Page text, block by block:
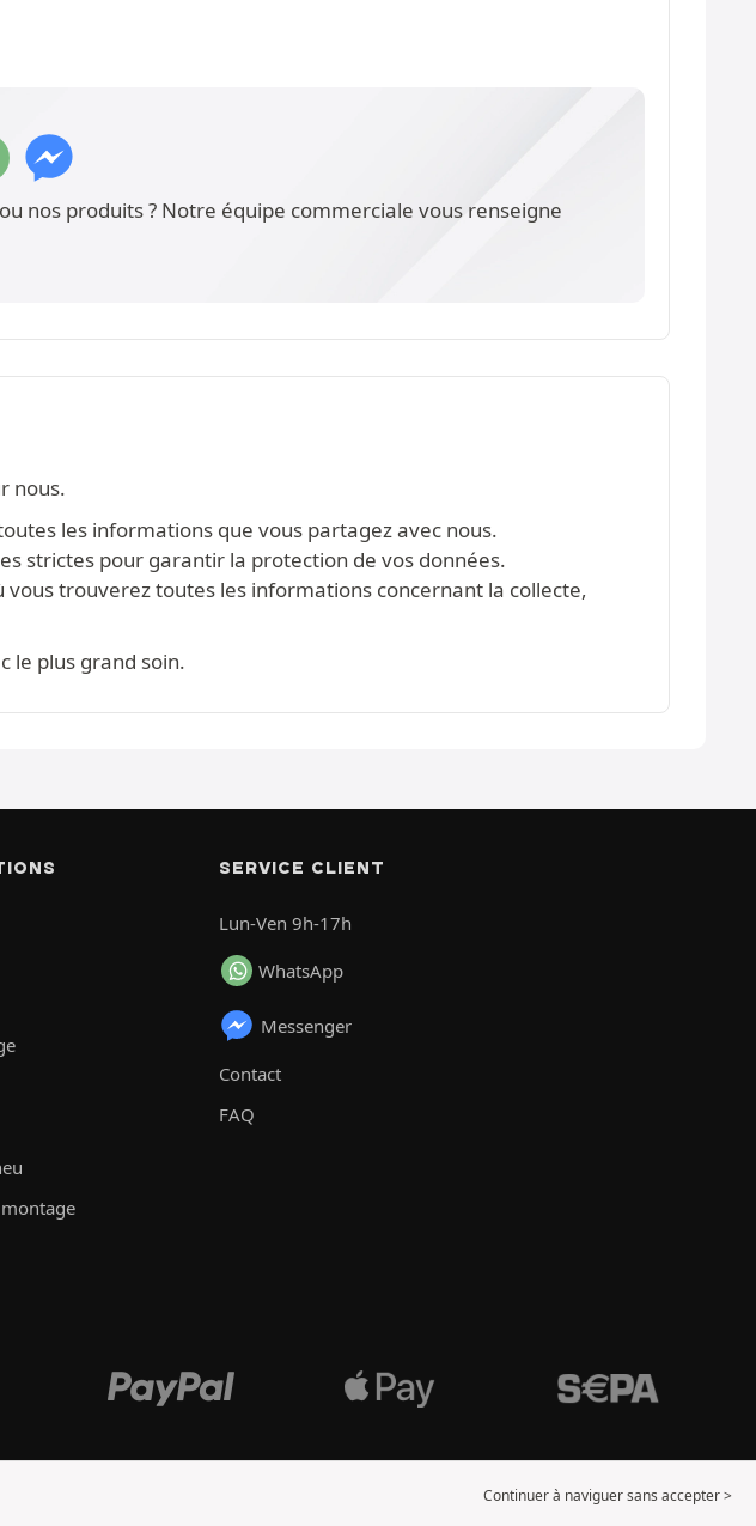
nos produits ? Notre équipe commerciale vous renseigne
nous.
les informations que vous partagez avec nous.
strictes pour garantir la protection de vos données.
vous trouverez toutes les informations concernant la collecte,
le plus grand soin.
SERVICE CLIENT
Lun-Ven 9h-17h
WhatsApp
Messenger
Contact
FAQ
Continuer à naviguer sans accepter >